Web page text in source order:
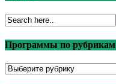
Программы по рубрикам
Программы